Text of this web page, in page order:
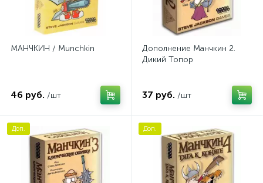
МАНЧКИН / Munchkin
46 руб. /шт
Дополнение Манчкин 2.
Дикий Топор
37 руб. /шт
Доп. Доп.